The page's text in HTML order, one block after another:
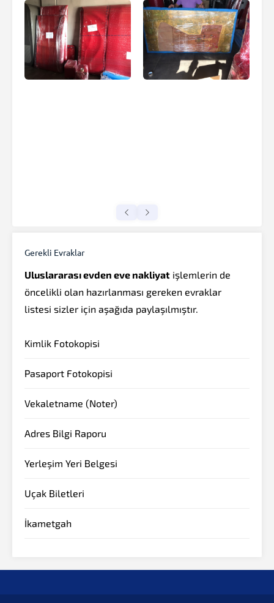
Gerekli Evraklar
Uluslararası evden eve nakliyat işlemlerin de
öncelikli olan hazırlanması gereken evraklar
listesi sizler için aşağıda paylaşılmıştır.
Kimlik Fotokopisi
Pasaport Fotokopisi
Vekaletname (Noter)
Adres Bilgi Raporu
Yerleşim Yeri Belgesi
Uçak Biletleri
İkametgah
Müşteri Temsilcisi